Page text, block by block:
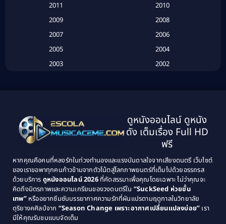
(134)
Classic หนังคลาสสิก(21)
Classic หนังคลาสสิก(25)
Comedy ตลก(46)
Comedy ตลก(515)
2011
2010
2009
2008
2007
2006
2005
2004
2003
2002
1995
1994
1993
1992
1989
1988
1987
1986
1985
1984
1983
1982
ดูหนังออนไลน์ ดูหนัง
ดัง เต็มเรื่อง Full HD
ฟรี
หากคุณคือคนที่หลงรักในท่วงทำนองและแรงบันดาลใจจากเสียงดนตรี เว็บไซต์
ของเราขอพาทุกคนก้าวข้ามจากตัวโน้ตสู่โลกภาพยนตร์ที่เต็มไปด้วยอรรถรส
ด้วยบริการ ดูหนังออนไลน์ 2026ที่คัดสรรมาเพื่อคุณโดยเฉพาะ ไม่ว่าคุณจะ
คิดถึงมิตรภาพและความเกรียนของวงดนตรีใน “SuckSeed ห่วยขั้น
เทพ”หรืออยากซึมซับบรรยากาศความรักที่ผันแปรตามฤดูกาลในวิทยาลัย
ดุริยางคศิลป์จาก “Season Change เพราะอากาศเปลี่ยนแปลงบ่อย” เรา
มีให้คุณรับชมแบบจัดเต็ม